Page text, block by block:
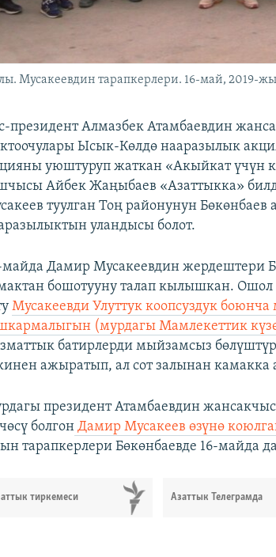
Мусакеевдин тарапкерлери. 16-май, 2019-
президент Алмазбек Атамбаевдин
Ысык-Көлдө нааразылык
уюштуруп жаткан «Акыйкат үчүн
Айбек Жаңыбаев «Азаттыкка»
туулган Тоң районунун
уландысы болот.
Дамир Мусакеевдин жердештери
бошотууну талап кылышкан.
Мусакеевди Улуттук коопсуздук
(мурдагы Мамлекеттик
батирлерди мыйзамсыз
ажыратып, ал сот залынан камакка
президент Атамбаевдин
болгон Дамир Мусакеев өзүнө
тарапкерлери Бөкөнбаевде 16-майда
тиркемеси Азаттык Телеграмда